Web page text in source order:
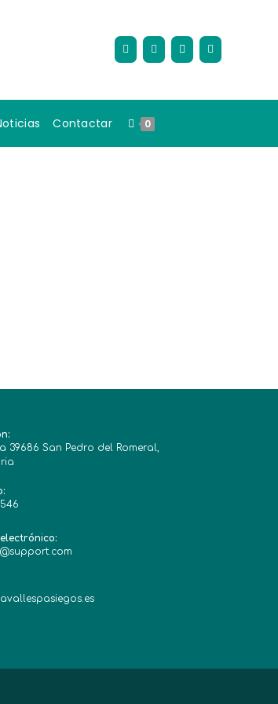
Contactar 0
39686 San Pedro del Romeral,